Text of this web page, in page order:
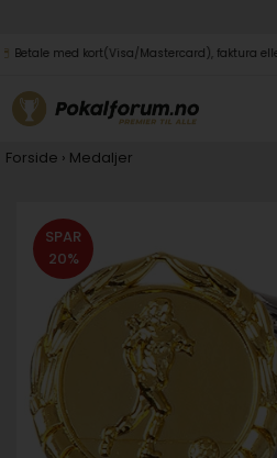
Rask og trygg levering
Forside › Medaljer
SPAR
20%